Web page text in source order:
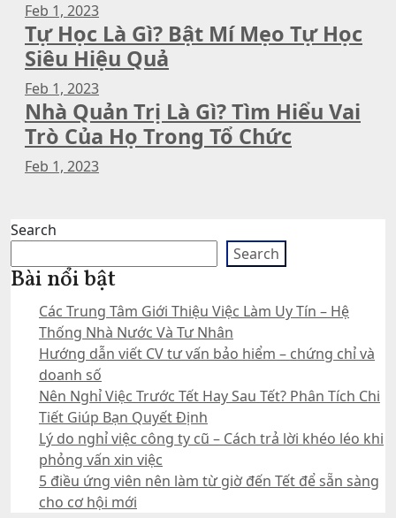
Feb 1, 2023
Tự Học Là Gì? Bật Mí Mẹo Tự Học
Siêu Hiệu Quả
Feb 1, 2023
Nhà Quản Trị Là Gì? Tìm Hiểu Vai
Trò Của Họ Trong Tổ Chức
Feb 1, 2023
Search
Search
Bài nổi bật
Các Trung Tâm Giới Thiệu Việc Làm Uy Tín – Hệ
Thống Nhà Nước Và Tư Nhân
Hướng dẫn viết CV tư vấn bảo hiểm – chứng chỉ và
doanh số
Nên Nghỉ Việc Trước Tết Hay Sau Tết? Phân Tích Chi
Tiết Giúp Bạn Quyết Định
Lý do nghỉ việc công ty cũ – Cách trả lời khéo léo khi
phỏng vấn xin việc
5 điều ứng viên nên làm từ giờ đến Tết để sẵn sàng
cho cơ hội mới